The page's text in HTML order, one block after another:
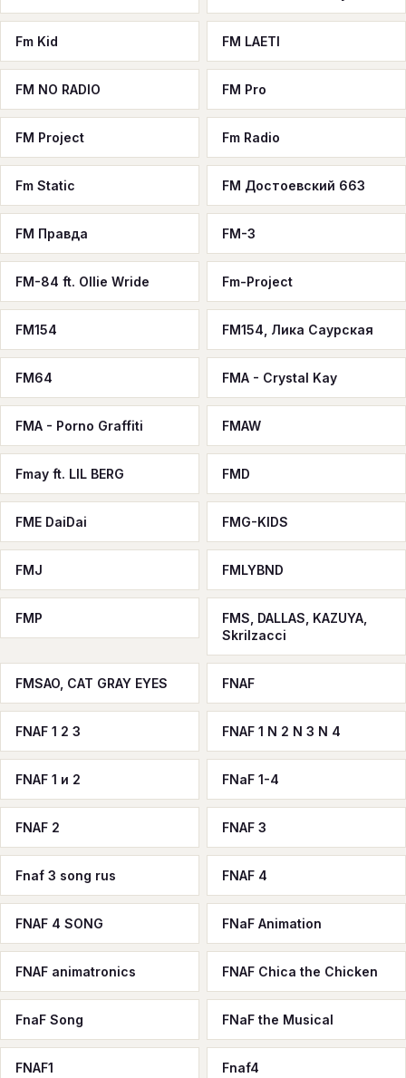
Fm Kid FM LAETI
FM NO RADIO FM Pro
FM Project Fm Radio
Fm Static FM Достоевский 663
FM Правда FM-3
FM-84 ft. Ollie Wride Fm-Project
FM154 FM154, Лика Саурская
FM64 FMA - Crystal Kay
FMA - Porno Graffiti FMAW
Fmay ft. LIL BERG FMD
FME DaiDai FMG-KIDS
FMJ FMLYBND
FMP
FMS, DALLAS, KAZUYA,
Skrilzacci
FMSAO, CAT GRAY EYES FNAF
FNAF 1 2 3 FNAF 1 N 2 N 3 N 4
FNAF 1 и 2 FNaF 1-4
FNAF 2 FNAF 3
Fnaf 3 song rus FNAF 4
FNAF 4 SONG FNaF Animation
FNAF animatronics FNAF Chica the Chicken
FnaF Song FNaF the Musical
FNAF1 Fnaf4